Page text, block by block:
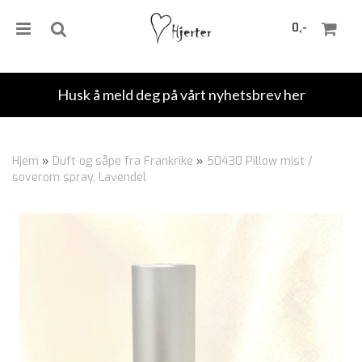
0,-
Husk å meld deg på vårt nyhetsbrev her
Hjem » Duft og såpe fra Frankrike » 50430 Pillow mist /
soverom spray, Lavendel